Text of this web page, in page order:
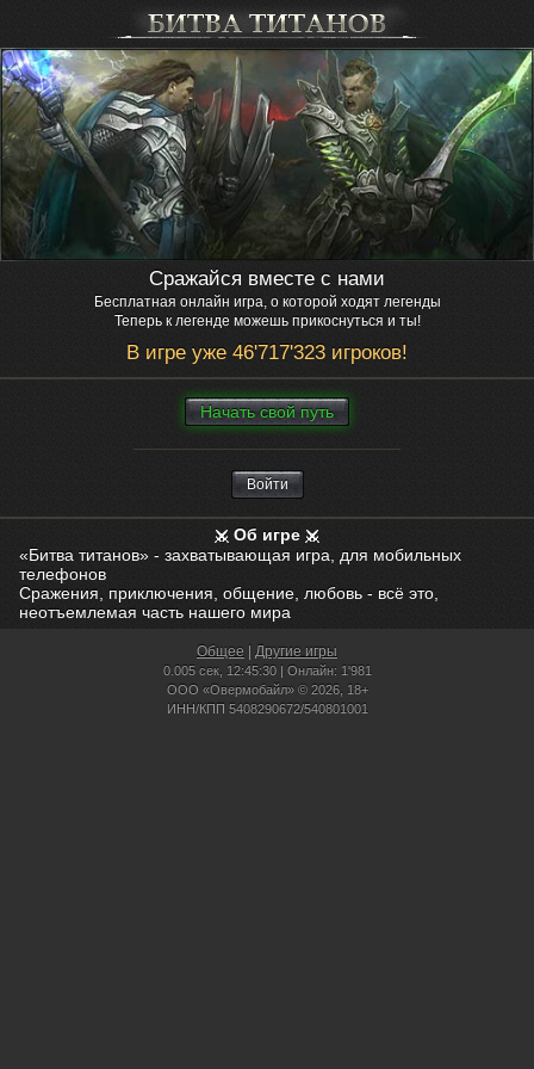
Сражайся вместе с нами
Бесплатная онлайн игра, о которой ходят легенды
Теперь к легенде можешь прикоснуться и ты!
В игре уже 46'717'323 игроков!
Нaчaть свой путь
Войти
Об игре
«Битва титанов» - захватывающая игра, для мобильных
телефонов
Сражения, приключения, общение, любовь - всё это,
неотъемлемая часть нашего мира
Общее Другие игры
0.005 сек, 12:45:30 | Онлайн: 1'981
ООО «Овермобайл» © 2026, 18+
ИНН/КПП 5408290672/540801001